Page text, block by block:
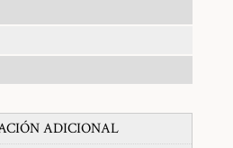
ADICIONAL